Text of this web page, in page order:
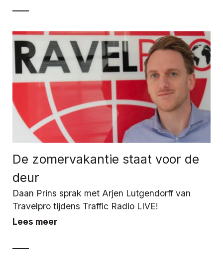
De zomervakantie staat voor de
deur
Daan Prins sprak met Arjen Lutgendorff van
Travelpro tijdens Traffic Radio LIVE!
Lees meer